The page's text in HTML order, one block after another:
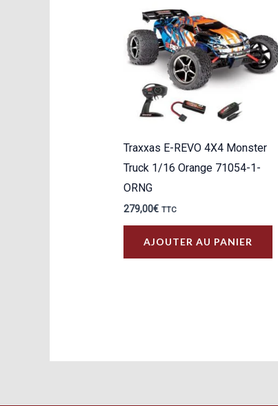
Traxxas E-REVO 4X4 Monster
Truck 1/16 Orange 71054-1-
ORNG
279,00€ TTC
AJOUTER AU PANIER